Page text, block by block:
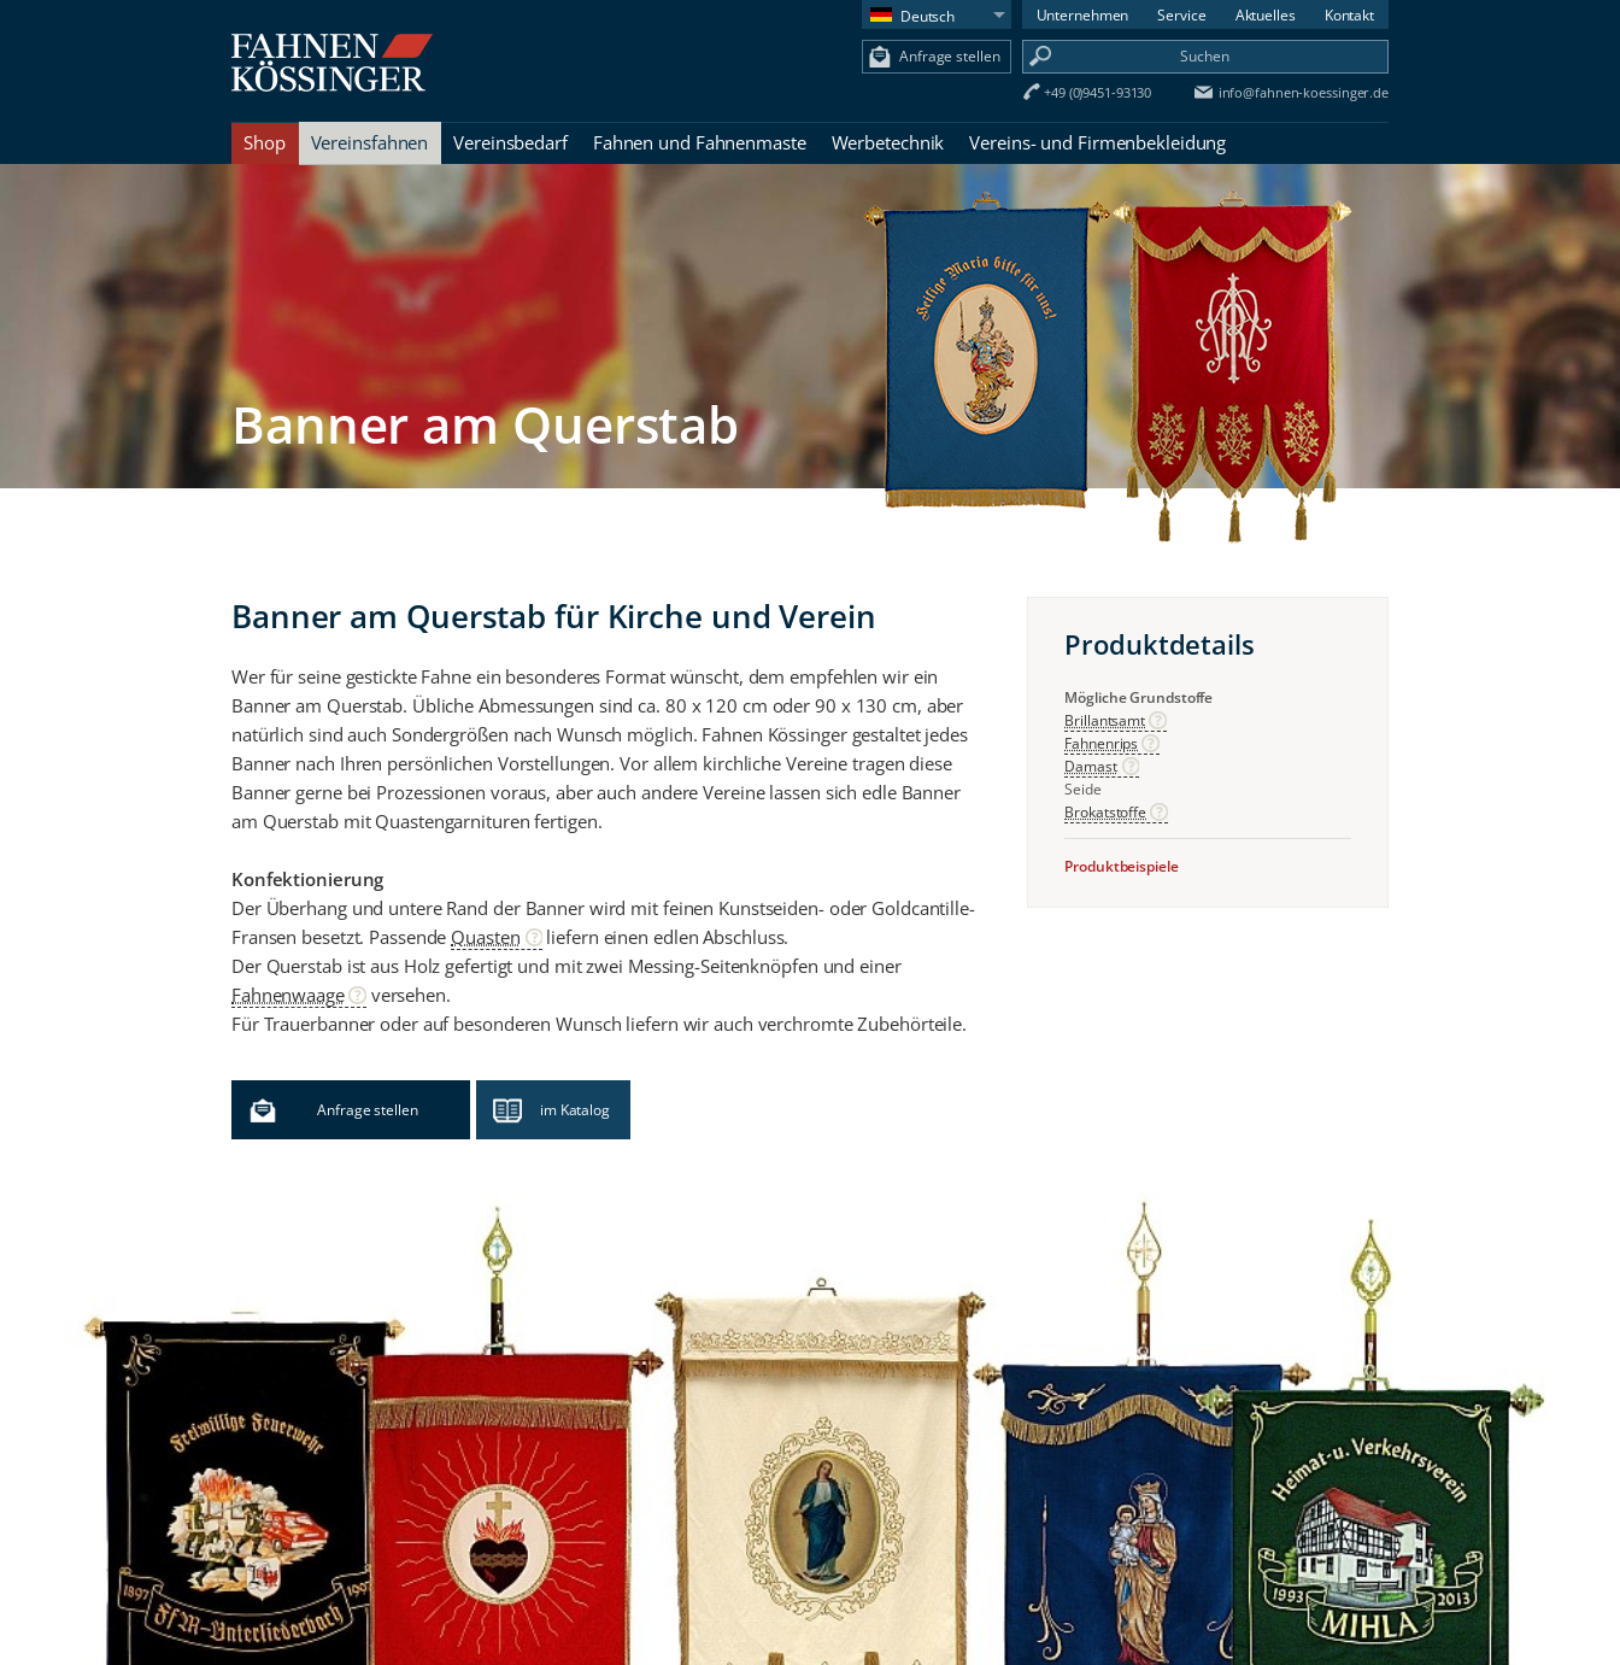
Kontakt
Aktuelles
Service
Unternehmen
+49 (0)9451-93130 info@fahnen-koessinger.de
Deutsch
Anfrage stellen
Shop Vereinsfahnen Vereinsbedarf Fahnen und Fahnenmaste Werbetechnik Vereins- und Firmenbekleidung
Banner am Querstab
Banner am Querstab für Kirche und Verein
Wer für seine gestickte Fahne ein besonderes Format wünscht, dem empfehlen wir ein
Banner am Querstab. Übliche Abmessungen sind ca. 80 x 120 cm oder 90 x 130 cm, aber
natürlich sind auch Sondergrößen nach Wunsch möglich. Fahnen Kössinger gestaltet jedes
Banner nach Ihren persönlichen Vorstellungen. Vor allem kirchliche Vereine tragen diese
Banner gerne bei Prozessionen voraus, aber auch andere Vereine lassen sich edle Banner
am Querstab mit Quastengarnituren fertigen.
Konfektionierung
Der Überhang und untere Rand der Banner wird mit feinen Kunstseiden- oder Goldcantille-
Fransen besetzt. Passende Quasten
liefern einen edlen Abschluss.
Der Querstab ist aus Holz gefertigt und mit zwei Messing-Seitenknöpfen und einer
Fahnenwaage
versehen.
Für Trauerbanner oder auf besonderen Wunsch liefern wir auch verchromte Zubehörteile.
Anfrage stellen im Katalog
Produktdetails
Mögliche Grundstoffe
Brillantsamt
Fahnenrips
Damast
Seide
Brokatstoffe
Produktbeispiele